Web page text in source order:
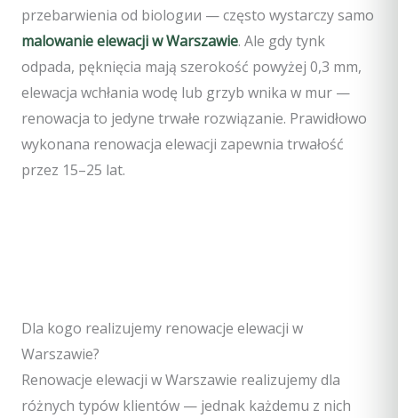
przebarwienia od biologии — często wystarczy samo
malowanie elewacji w Warszawie. Ale gdy tynk
odpada, pęknięcia mają szerokość powyżej 0,3 mm,
elewacja wchłania wodę lub grzyb wnika w mur —
renowacja to jedyne trwałe rozwiązanie. Prawidłowo
wykonana renowacja elewacji zapewnia trwałość
przez 15–25 lat.
Dla kogo realizujemy renowacje elewacji w
Warszawie?
Renowacje elewacji w Warszawie realizujemy dla
różnych typów klientów — jednak każdemu z nich